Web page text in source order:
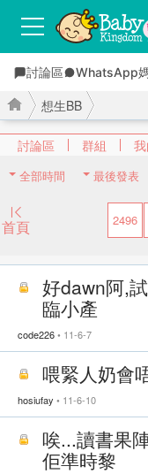
討論區 WhatsApp
討論區 群組
想生BB
全部時間 最後發表
首頁 2496
好dawn阿,
臨小產
code226 11-6-7
喂緊人奶會
hosiufay 11-6-10
唉...讀書果
佢準時黎